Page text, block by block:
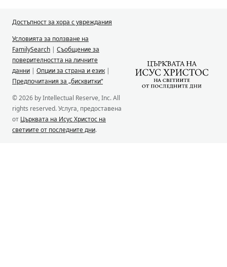
Достъпност за хора с увреждания
Условията за ползване на
FamilySearch | Съобщение за
поверителността на личните
данни | Опции за страна и език |
Предпочитания за „бисквитки“
© 2026 by Intellectual Reserve, Inc. All
rights reserved. Услуга, предоставена
от Църквата на Исус Христос на
светиите от последните дни.